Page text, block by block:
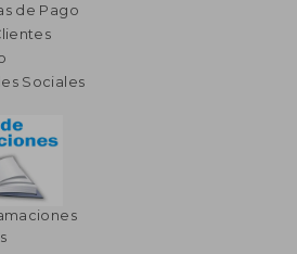
de Pago
Sociales